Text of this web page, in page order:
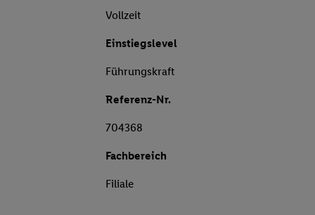
Vollzeit
Einstiegslevel
Führungskraft
Referenz-Nr.
704368
Fachbereich
Filiale